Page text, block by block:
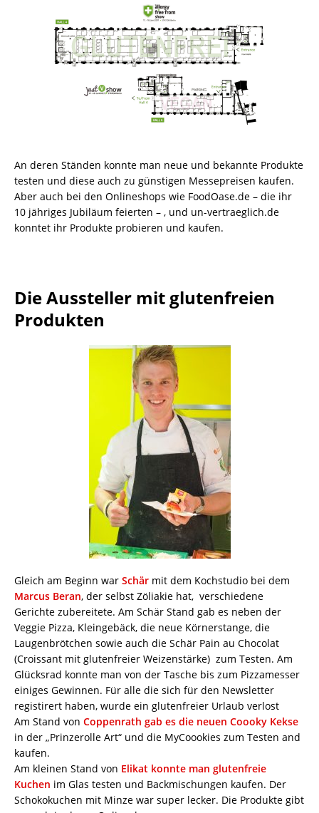
An deren Ständen konnte man neue und bekannte Produkte
testen und diese auch zu günstigen Messepreisen kaufen.
Aber auch bei den Onlineshops wie FoodOase.de – die ihr
10 jähriges Jubiläum feierten – , und un-vertraeglich.de
konntet ihr Produkte probieren und kaufen.
Die Aussteller mit glutenfreien
Produkten
Gleich am Beginn war Schär mit dem Kochstudio bei dem
Marcus Beran, der selbst Zöliakie hat, verschiedene
Gerichte zubereitete. Am Schär Stand gab es neben der
Veggie Pizza, Kleingebäck, die neue Körnerstange, die
Laugenbrötchen sowie auch die Schär Pain au Chocolat
(Croissant mit glutenfreier Weizenstärke) zum Testen. Am
Glücksrad konnte man von der Tasche bis zum Pizzamesser
einiges Gewinnen. Für alle die sich für den Newsletter
registirert haben, wurde ein glutenfreier Urlaub verlost
Am Stand von Coppenrath gab es die neuen Coooky Kekse
in der „Prinzerolle Art“ und die MyCoookies zum Testen and
kaufen.
Am kleinen Stand von Elikat konnte man glutenfreie
Kuchen im Glas testen und Backmischungen kaufen. Der
Schokokuchen mit Minze war super lecker. Die Produkte gibt